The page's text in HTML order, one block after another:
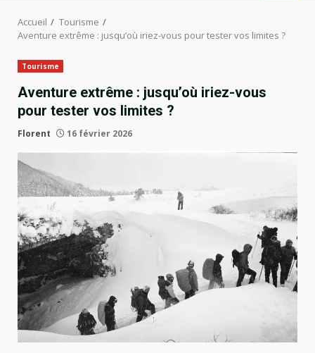
Accueil
Tourisme
Aventure extrême : jusqu’où iriez-vous pour tester vos limites ?
Tourisme
Aventure extrême : jusqu’où iriez-vous
pour tester vos limites ?
Florent 16 février 2026